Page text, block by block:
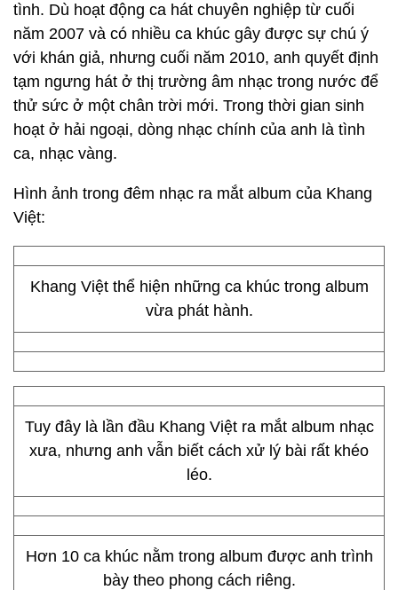
tình. Dù hoạt động ca hát chuyên nghiệp từ cuối
năm 2007 và có nhiều ca khúc gây được sự chú ý
với khán giả, nhưng cuối năm 2010, anh quyết định
tạm ngưng hát ở thị trường âm nhạc trong nước để
thử sức ở một chân trời mới. Trong thời gian sinh
hoạt ở hải ngoại, dòng nhạc chính của anh là tình
ca, nhạc vàng.
Hình ảnh trong đêm nhạc ra mắt album của Khang
Việt:
Khang Việt thể hiện những ca khúc trong album
vừa phát hành.
Tuy đây là lần đầu Khang Việt ra mắt album nhạc
xưa, nhưng anh vẫn biết cách xử lý bài rất khéo
léo.
Hơn 10 ca khúc nằm trong album được anh trình
bày theo phong cách riêng.